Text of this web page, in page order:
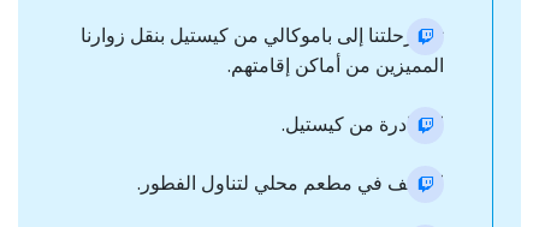
تبدأ رحلتنا إلى باموكالي من كيستيل بنقل زوارنا
المميزين من أماكن إقامتهم.
المغادرة من كيستيل.
التوقف في مطعم محلي لتناول الفطور.